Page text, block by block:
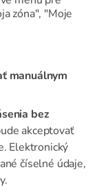
zóna", "Moje
manuálnym
bez
akceptovať
Elektronický
číselné údaje,